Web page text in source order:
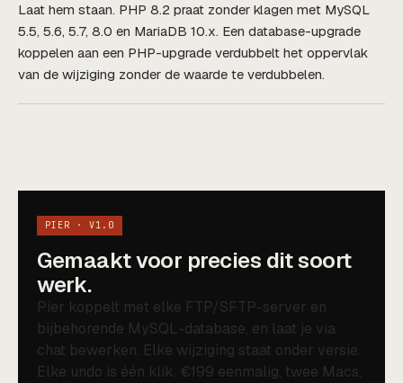
Laat hem staan. PHP 8.2 praat zonder klagen met MySQL
5.5, 5.6, 5.7, 8.0 en MariaDB 10.x. Een database-upgrade
koppelen aan een PHP-upgrade verdubbelt het oppervlak
van de wijziging zonder de waarde te verdubbelen.
PIER · V1.0
Gemaakt voor precies dit soort
werk.
Pier koppelt met elke FTP/SFTP-server en
bijbehorende MySQL-database, en laat je via
chat bewerken. Elke wijziging staat onder versie.
Elke undo is één klik. €199 eenmalig, twee Macs,